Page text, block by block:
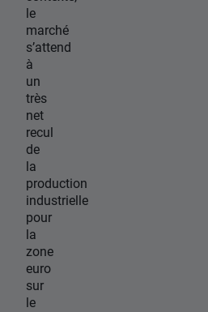
le
marché
s’attend
à
un
très
net
recul
de
la
production
industrielle
pour
la
zone
euro
sur
le